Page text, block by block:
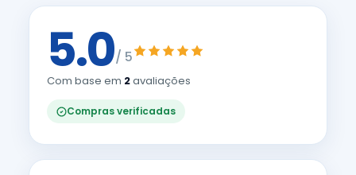
5.0/ 5
Com base em 2avaliações
Compras verificadas